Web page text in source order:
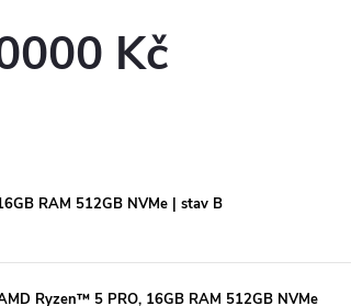
Kč
RAM 512GB NVMe | stav B
Ryzen™ 5 PRO, 16GB RAM 512GB NVMe